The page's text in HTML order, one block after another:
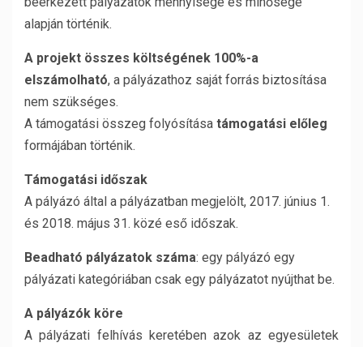
alapján történik.
A projekt összes költségének 100%-a
elszámolható, a pályázathoz saját forrás biztosítása
nem szükséges.
A támogatási összeg folyósítása támogatási előleg
formájában történik.
Támogatási időszak
A pályázó által a pályázatban megjelölt, 2017. június 1.
és 2018. május 31. közé eső időszak.
Beadható pályázatok száma: egy pályázó egy
pályázati kategóriában csak egy pályázatot nyújthat be.
A pályázók köre
A pályázati felhívás keretében azok az egyesületek